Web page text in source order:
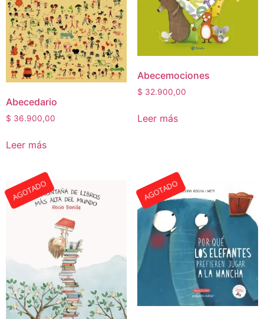
Abecedario
$ 36.900,00
Leer más
Abecemociones
$ 32.900,00
Leer más
AGOTADO AGOTADO